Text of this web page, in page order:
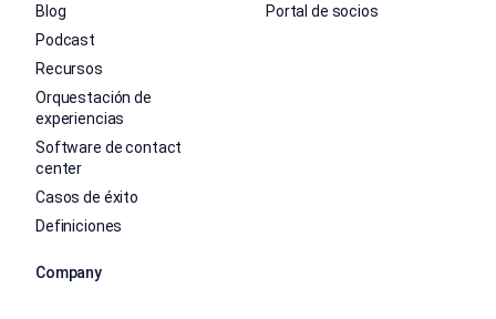
Blog
Podcast
Recursos
Orquestación de
experiencias
Software de contact
center
Casos de éxito
Definiciones
Portal de socios
Company